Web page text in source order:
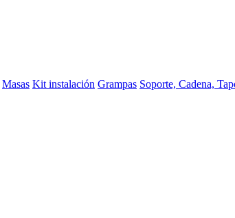
Masas Kit instalación Grampas Soporte, Cadena,